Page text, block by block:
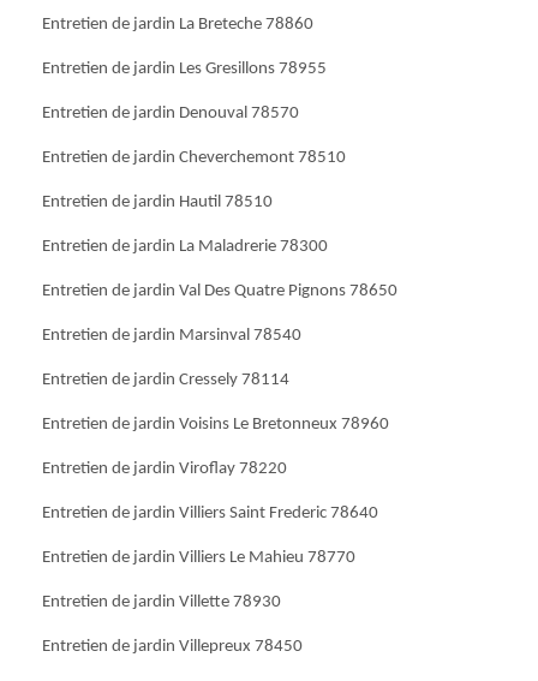
Entretien de jardin La Breteche 78860
Entretien de jardin Les Gresillons 78955
Entretien de jardin Denouval 78570
Entretien de jardin Cheverchemont 78510
Entretien de jardin Hautil 78510
Entretien de jardin La Maladrerie 78300
Entretien de jardin Val Des Quatre Pignons 78650
Entretien de jardin Marsinval 78540
Entretien de jardin Cressely 78114
Entretien de jardin Voisins Le Bretonneux 78960
Entretien de jardin Viroflay 78220
Entretien de jardin Villiers Saint Frederic 78640
Entretien de jardin Villiers Le Mahieu 78770
Entretien de jardin Villette 78930
Entretien de jardin Villepreux 78450